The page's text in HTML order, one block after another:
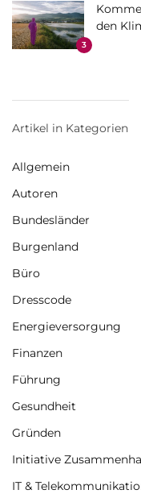
3
den
Artikel in Kategorien
Allgemein
Autoren
Bundesländer
Burgenland
Büro
Dresscode
Energieversorgung
Finanzen
Führung
Gesundheit
Gründen
Initiative
IT &